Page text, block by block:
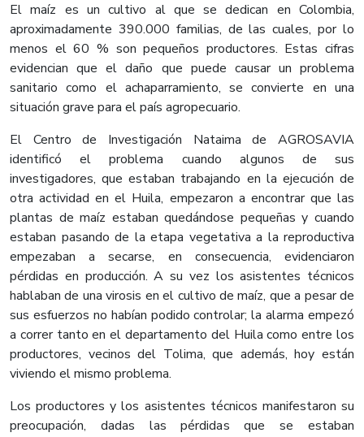
El maíz es un cultivo al que se dedican en Colombia,
aproximadamente 390.000 familias, de las cuales, por lo
menos el 60 % son pequeños productores. Estas cifras
evidencian que el daño que puede causar un problema
sanitario como el achaparramiento, se convierte en una
situación grave para el país agropecuario.
El Centro de Investigación Nataima de AGROSAVIA
identificó el problema cuando algunos de sus
investigadores, que estaban trabajando en la ejecución de
otra actividad en el Huila, empezaron a encontrar que las
plantas de maíz estaban quedándose pequeñas y cuando
estaban pasando de la etapa vegetativa a la reproductiva
empezaban a secarse, en consecuencia, evidenciaron
pérdidas en producción. A su vez los asistentes técnicos
hablaban de una virosis en el cultivo de maíz, que a pesar de
sus esfuerzos no habían podido controlar; la alarma empezó
a correr tanto en el departamento del Huila como entre los
productores, vecinos del Tolima, que además, hoy están
viviendo el mismo problema.
Los productores y los asistentes técnicos manifestaron su
preocupación, dadas las pérdidas que se estaban